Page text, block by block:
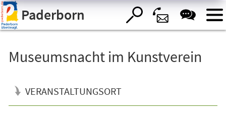
Visuelle
Assistenzsoftware
öffnen.Paderborn
Museumsnacht im Kunstverein
VERANSTALTUNGSORT